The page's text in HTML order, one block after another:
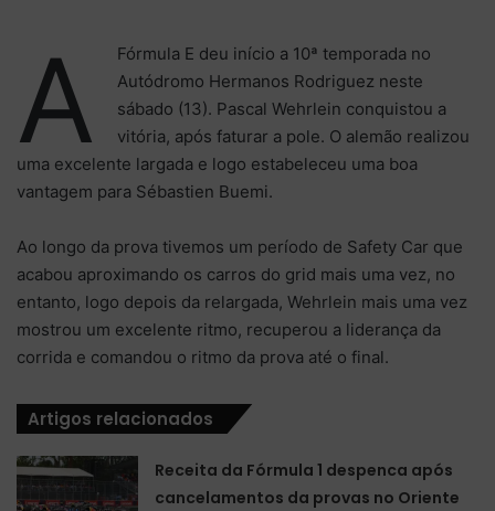
A
Fórmula E deu início a 10ª temporada no
Autódromo Hermanos Rodriguez neste
sábado (13). Pascal Wehrlein conquistou a
vitória, após faturar a pole. O alemão realizou
uma excelente largada e logo estabeleceu uma boa
vantagem para Sébastien Buemi.
Ao longo da prova tivemos um período de Safety Car que
acabou aproximando os carros do grid mais uma vez, no
entanto, logo depois da relargada, Wehrlein mais uma vez
mostrou um excelente ritmo, recuperou a liderança da
corrida e comandou o ritmo da prova até o final.
Artigos relacionados
Receita da Fórmula 1 despenca após
cancelamentos da provas no Oriente